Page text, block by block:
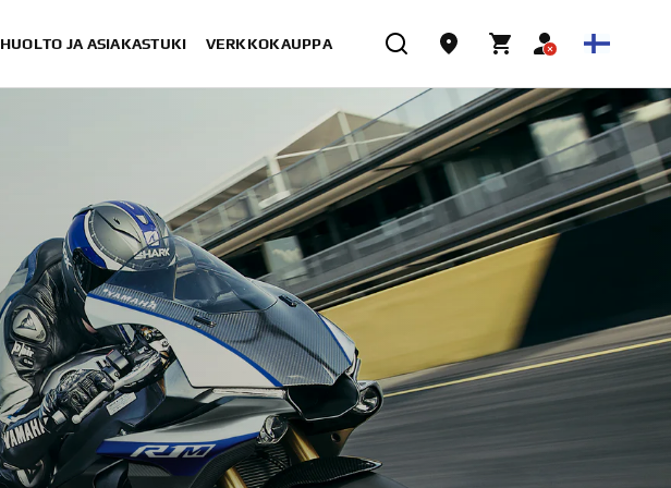
HUOLTO JA ASIAKASTUKI VERKKOKAUPPA